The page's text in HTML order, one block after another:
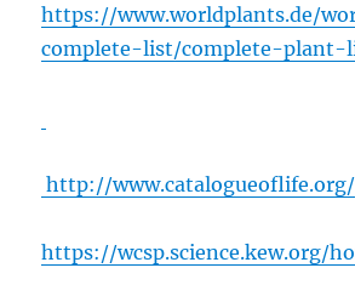
https://www.worldplants.de/
complete-list/complete-plant-
http://www.catalogueoflife.org/
https://wcsp.science.kew.org/